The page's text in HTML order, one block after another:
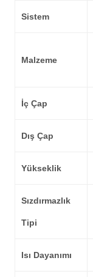
Sistem
Malzeme
İç Çap
Dış Çap
Yükseklik
Sızdırmazlık
Tipi
Isı Dayanımı